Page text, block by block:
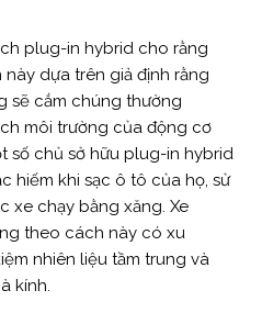
plug-in hybrid cho rằng
dựa trên giả định rằng
sẽ cắm chúng thường
môi trường của động cơ
số chủ sở hữu plug-in hybrid
hiếm khi sạc ô tô của họ, sử
xe chạy bằng xăng. Xe
theo cách này có xu
nhiên liệu tầm trung và
kính.